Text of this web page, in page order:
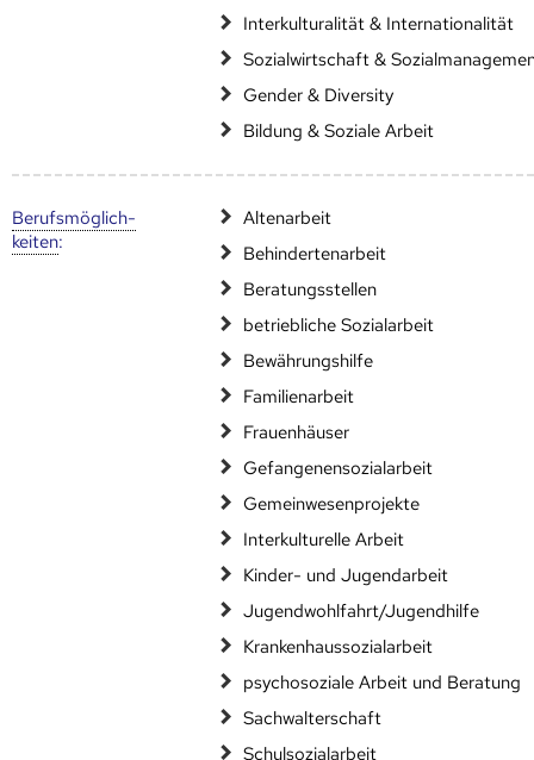
Interkulturalität & Internationalität
Sozialwirtschaft &
Gender & Diversity
Bildung & Soziale Arbeit
Berufs­möglich­
keiten:
Altenarbeit
Behindertenarbeit
Beratungsstellen
betriebliche Sozialarbeit
Bewährungshilfe
Familienarbeit
Frauenhäuser
Gefangenensozialarbeit
Gemeinwesenprojekte
Interkulturelle Arbeit
Kinder- und Jugendarbeit
Jugendwohlfahrt/Jugendhilfe
Krankenhaussozialarbeit
psychosoziale Arbeit und Beratung
Sachwalterschaft
Schulsozialarbeit